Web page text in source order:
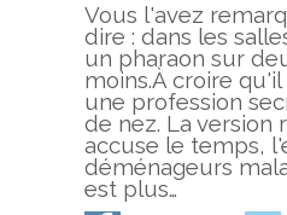
Vous l'avez
dire : dans les
un pharaon sur
moins.À croire qu'il
une profession
de nez. La version
accuse le temps,
déménageurs
est plus…